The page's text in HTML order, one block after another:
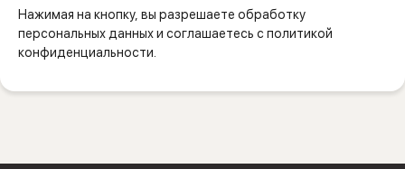
Нажимая на кнопку, вы разрешаете обработку
персональных данных и соглашаетесь с политикой
конфиденциальности.